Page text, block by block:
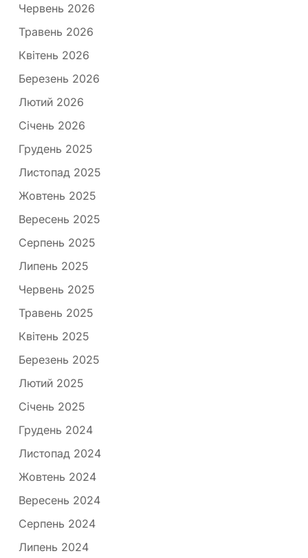
Червень 2026
Травень 2026
Квітень 2026
Березень 2026
Лютий 2026
Січень 2026
Грудень 2025
Листопад 2025
Жовтень 2025
Вересень 2025
Серпень 2025
Липень 2025
Червень 2025
Травень 2025
Квітень 2025
Березень 2025
Лютий 2025
Січень 2025
Грудень 2024
Листопад 2024
Жовтень 2024
Вересень 2024
Серпень 2024
Липень 2024